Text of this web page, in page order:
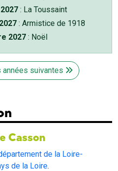
: La Toussaint
: Armistice de 1918
2027 : Noël
suivantes
Casson
de la Loire-
de la Loire.